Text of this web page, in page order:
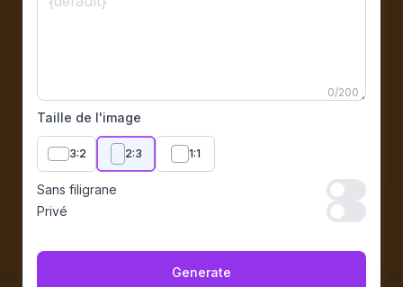
0/200
Taille de l'image
3:2 2:3 1:1
Sans filigrane
Sans
Privé
Privé
Generate